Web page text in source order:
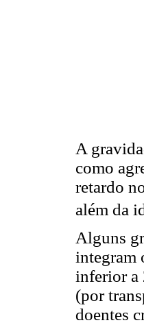
A
como
retardo
além da
Alguns
integram
inferior a
(por
doentes